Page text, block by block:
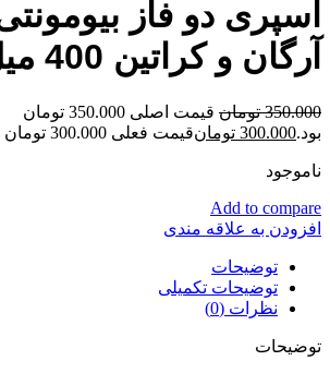
اسپری دو فاز
آرگان و کراتین 400 میل
350.000 تومان
قیمت اصلی 350.000 تومان
بود.300.000 تومانقیمت فعلی 300.000 تومان است.
ناموجود
Add to compare
افزودن به علاقه مندی
توضیحات
توضیحات تکمیلی
نظرات (0)
توضیحات